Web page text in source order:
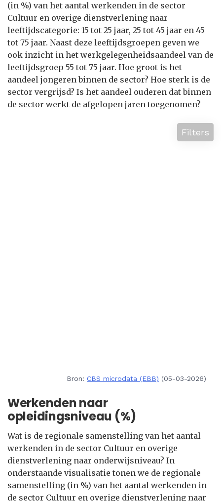
(in %) van het aantal werkenden in de sector
Cultuur en overige dienstverlening naar
leeftijdscategorie: 15 tot 25 jaar, 25 tot 45 jaar en 45
tot 75 jaar. Naast deze leeftijdsgroepen geven we
ook inzicht in het werkgelegenheidsaandeel van de
leeftijdsgroep 55 tot 75 jaar. Hoe groot is het
aandeel jongeren binnen de sector? Hoe sterk is de
sector vergrijsd? Is het aandeel ouderen dat binnen
de sector werkt de afgelopen jaren toegenomen?
Filters
Bron: CBS microdata (EBB) (05-03-2026)
Werkenden naar
opleidingsniveau (%)
Wat is de regionale samenstelling van het aantal
werkenden in de sector Cultuur en overige
dienstverlening naar onderwijsniveau? In
onderstaande visualisatie tonen we de regionale
samenstelling (in %) van het aantal werkenden in
de sector Cultuur en overige dienstverlening naar